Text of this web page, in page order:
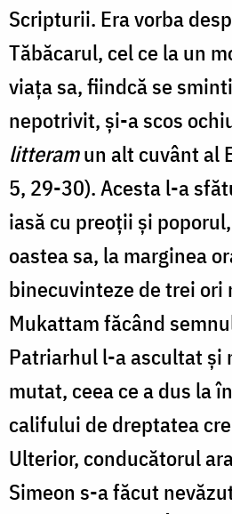
Scripturii. Era vorba
Tăbăcarul, cel ce la un
viața sa, fiindcă se
nepotrivit, și-a scos
litteramun alt cuvânt al
5, 29-30). Acesta l-a
iasă cu preoții și
oastea sa, la marginea
binecuvinteze de trei ori
Mukattam făcând
Patriarhul l-a ascultat și
mutat, ceea ce a dus la
califului de dreptatea
Ulterior, conducătorul
Simeon s-a făcut